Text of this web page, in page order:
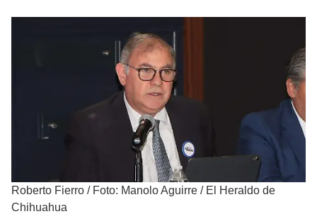
Roberto Fierro / Foto: Manolo Aguirre / El Heraldo de
Chihuahua